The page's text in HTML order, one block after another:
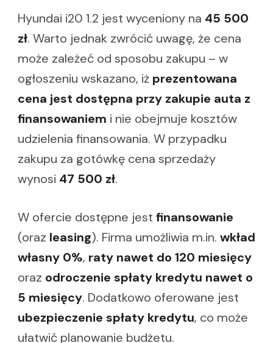
Hyundai i20 1.2 jest wyceniony na 45 500
zł. Warto jednak zwrócić uwagę, że cena
może zależeć od sposobu zakupu – w
ogłoszeniu wskazano, iż prezentowana
cena jest dostępna przy zakupie auta z
finansowaniem i nie obejmuje kosztów
udzielenia finansowania. W przypadku
zakupu za gotówkę cena sprzedaży
wynosi 47 500 zł.
W ofercie dostępne jest finansowanie
(oraz leasing). Firma umożliwia m.in. wkład
własny 0%, raty nawet do 120 miesięcy
oraz odroczenie spłaty kredytu nawet o
5 miesięcy. Dodatkowo oferowane jest
ubezpieczenie spłaty kredytu, co może
ułatwić planowanie budżetu.